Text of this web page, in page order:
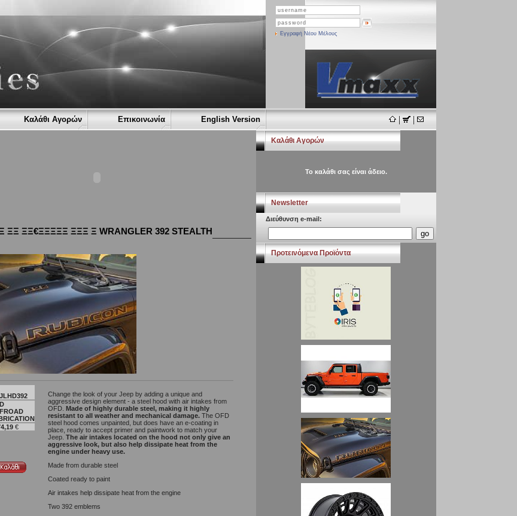
Εγγραφή Νέου Μέλους
Καλάθι Αγορών Επικοινωνία English Version | |
ΞΞ ΞΞ€ΞΞΞΞΞ ΞΞΞ Ξ WRANGLER 392 STEALTH
€
Change the look of your Jeep by adding a unique and
aggressive design element - a steel hood with air intakes from
OFD. Made of highly durable steel, making it highly
resistant to all weather and mechanical damage. The OFD
steel hood comes unpainted, but does have an e-coating in
place, ready to accept primer and paintwork to match your
Jeep. The air intakes located on the hood not only give an
aggressive look, but also help dissipate heat from the
engine under heavy use.
Made from durable steel
Coated ready to paint
Air intakes help dissipate heat from the engine
Two 392 emblems
Καλάθι Αγορών
Το καλάθι σας είναι άδειο.
Newsletter
Διεύθυνση e-mail:
Προτεινόμενα Προϊόντα